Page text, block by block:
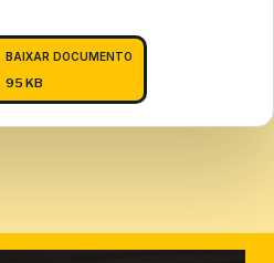
BAIXAR DOCUMENTO
95 KB